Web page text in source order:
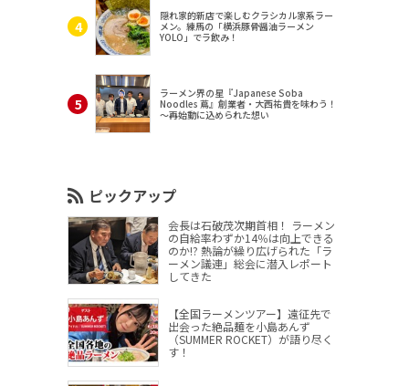
隠れ家的新店で楽しむクラシカル家系ラー
メン。練馬の「横浜豚骨醤油ラーメン
YOLO」でラ飲み！
ラーメン界の星『Japanese Soba
Noodles 蔦』創業者・大西祐貴を味わう！
～再始動に込められた想い
ピックアップ
会長は石破茂次期首相！ ラーメン
の自給率わずか14％は向上できる
のか!? 熱論が繰り広げられた「ラ
ーメン議連」総会に潜入レポート
してきた
【全国ラーメンツアー】遠征先で
出会った絶品麺を小島あんず
（SUMMER ROCKET）が語り尽く
す！